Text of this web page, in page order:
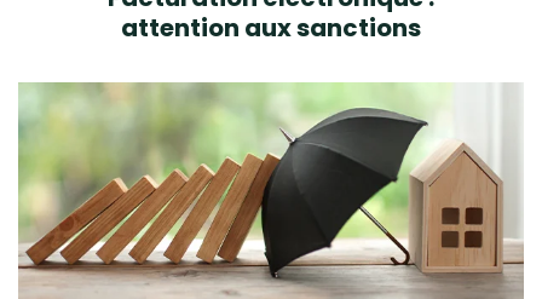
attention aux sanctions